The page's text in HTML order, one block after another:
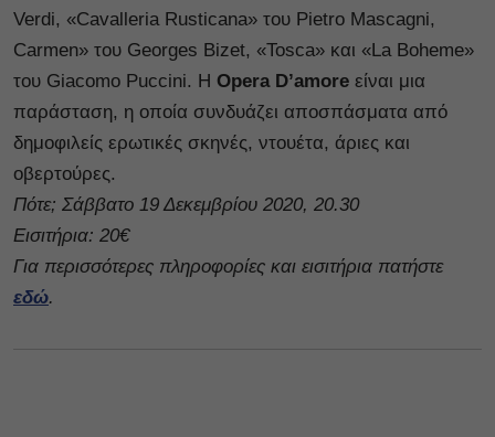
Verdi, «Cavalleria Rusticana» του Pietro Mascagni,
Carmen» του Georges Bizet, «Tosca» και «La Boheme»
του Giacomo Puccini. Η Opera D’amore είναι μια
παράσταση, η οποία συνδυάζει αποσπάσματα από
δημοφιλείς ερωτικές σκηνές, ντουέτα, άριες και
οβερτούρες.
Πότε; Σάββατο 19 Δεκεμβρίου 2020, 20.30
Εισιτήρια: 20€
Για περισσότερες πληροφορίες και εισιτήρια πατήστε
εδώ.